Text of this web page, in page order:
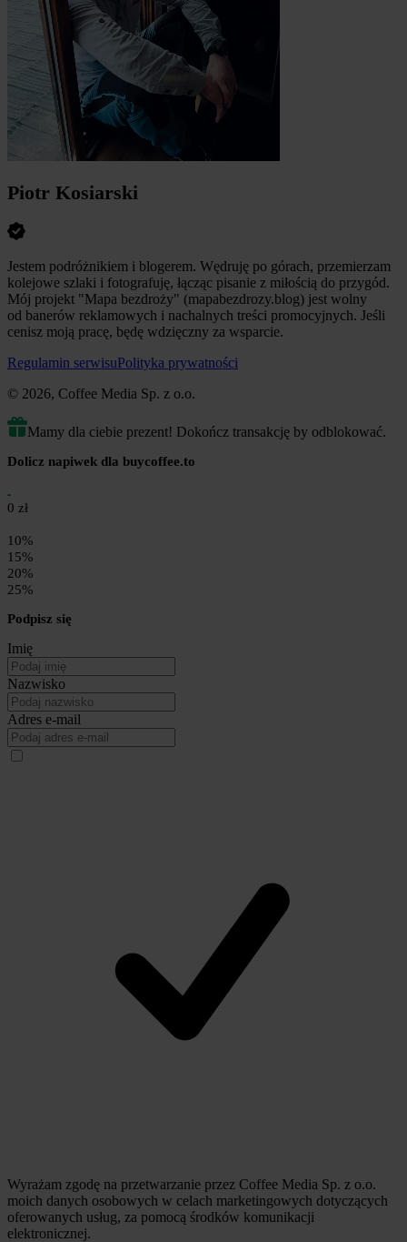
Piotr Kosiarski
Jestem podróżnikiem i blogerem. Wędruję po górach, przemierzam
kolejowe szlaki i fotografuję, łącząc pisanie z miłością do przygód.
Mój projekt "Mapa bezdroży" (mapabezdrozy.blog) jest wolny
od banerów reklamowych i nachalnych treści promocyjnych. Jeśli
cenisz moją pracę, będę wdzięczny za wsparcie.
Regulamin serwisuPolityka prywatności
© 2026, Coffee Media Sp. z o.o.
Mamy dla ciebie prezent! Dokończ transakcję by odblokować.
Dolicz napiwek dla buycoffee.to
0 zł
10%
15%
20%
25%
Podpisz się
Imię
Nazwisko
Adres e-mail
Wyrażam zgodę na przetwarzanie przez Coffee Media Sp. z o.o.
moich danych osobowych w celach marketingowych dotyczących
oferowanych usług, za pomocą środków komunikacji
elektronicznej.